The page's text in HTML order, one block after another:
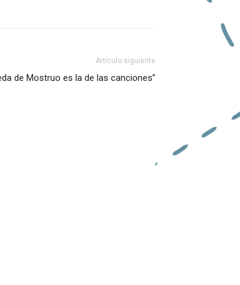
o
Artículo siguiente
de Mostruo es la de las canciones”